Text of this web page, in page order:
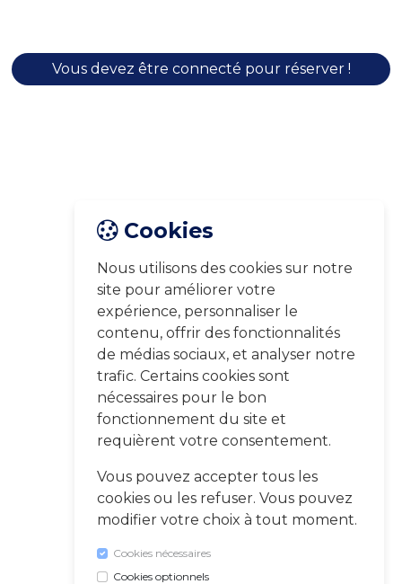
Cookies
Nous utilisons des cookies sur notre
site pour améliorer votre
expérience, personnaliser le
contenu, offrir des fonctionnalités
de médias sociaux, et analyser notre
trafic. Certains cookies sont
nécessaires pour le bon
fonctionnement du site et
requièrent votre consentement.
Vous pouvez accepter tous les
cookies ou les refuser. Vous pouvez
modifier votre choix à tout moment.
Cookies nécessaires
Cookies optionnels
Vous devez être connecté pour réserver !